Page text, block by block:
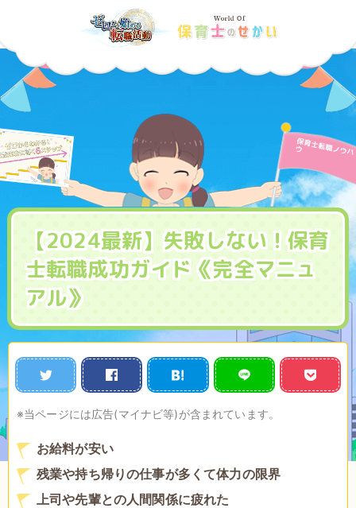
保育士転職ノウハ
ウ
【2024最新】失敗しない！保育
士転職成功ガイド《完全マニュ
アル》
※当ページには広告(マイナビ等)が含まれています。
お給料が安い
残業や持ち帰りの仕事が多くて体力の限界
上司や先輩との人間関係に疲れた